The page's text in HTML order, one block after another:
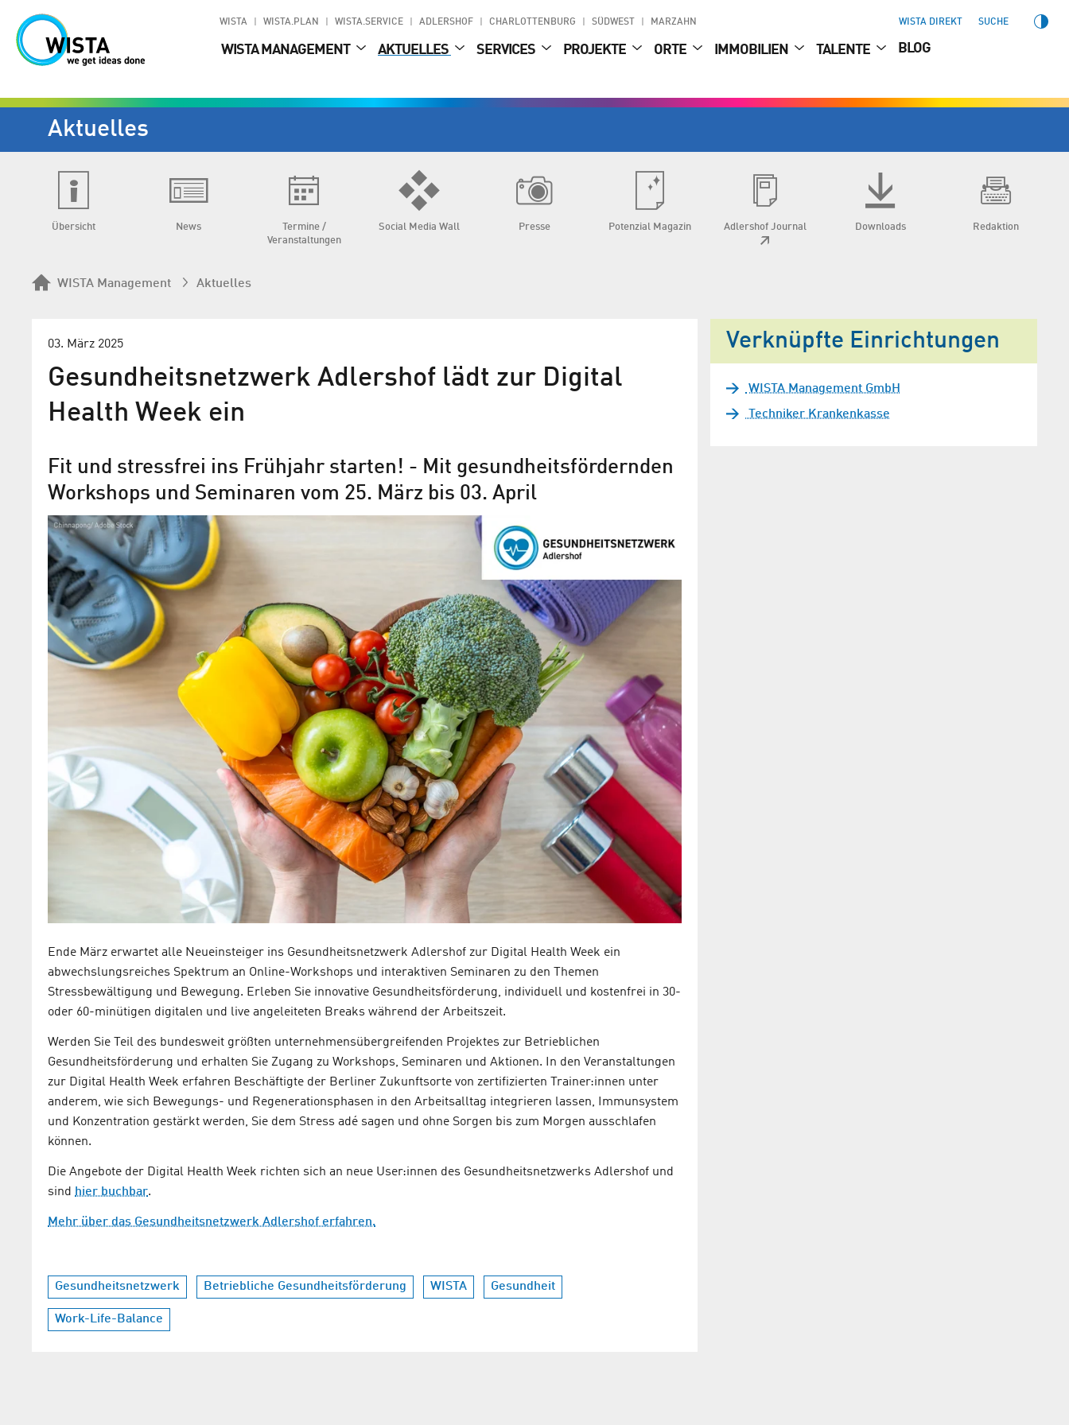
WISTA WISTA.PLAN WISTA.SERVICE ADLERSHOF CHARLOTTENBURG SÜDWEST MARZAHN WISTA DIREKT SUCHE
WISTA MANAGEMENT AKTUELLES SERVICES PROJEKTE ORTE IMMOBILIEN TALENTE BLOG
Aktuelles
Übersicht News
Termine /
Veranstaltungen
Social Media Wall Presse Potenzial Magazin Adlershof Journal Downloads Redaktion
WISTA Management Aktuelles
03. März 2025
Gesundheitsnetzwerk Adlershof lädt zur Digital
Health Week ein
Fit und stressfrei ins Frühjahr starten! - Mit gesundheitsfördernden
Workshops und Seminaren vom 25. März bis 03. April
Ende März erwartet alle Neueinsteiger ins Gesundheitsnetzwerk Adlershof zur Digital Health Week ein
abwechslungsreiches Spektrum an Online-Workshops und interaktiven Seminaren zu den Themen
Stressbewältigung und Bewegung. Erleben Sie innovative Gesundheitsförderung, individuell und kostenfrei in 30-
oder 60-minütigen digitalen und live angeleiteten Breaks während der Arbeitszeit.
Werden Sie Teil des bundesweit größten unternehmensübergreifenden Projektes zur Betrieblichen
Gesundheitsförderung und erhalten Sie Zugang zu Workshops, Seminaren und Aktionen. In den Veranstaltungen
zur Digital Health Week erfahren Beschäftigte der Berliner Zukunftsorte von zertifizierten Trainer:innen unter
anderem, wie sich Bewegungs- und Regenerationsphasen in den Arbeitsalltag integrieren lassen, Immunsystem
und Konzentration gestärkt werden, Sie dem Stress adé sagen und ohne Sorgen bis zum Morgen ausschlafen
können.
Die Angebote der Digital Health Week richten sich an neue User:innen des Gesundheitsnetzwerks Adlershof und
sind hier buchbar.
Mehr über das Gesundheitsnetzwerk Adlershof erfahren.
Gesundheitsnetzwerk Betriebliche Gesundheitsförderung WISTA Gesundheit
Work-Life-Balance
Verknüpfte Einrichtungen
WISTA Management GmbH
Techniker Krankenkasse